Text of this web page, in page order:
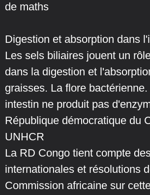
de maths
Digestion et absorption dans
Les sels biliaires jouent un
dans la digestion et
graisses. La flore
intestin ne produit pas
République démocratique du
UNHCR
La RD Congo tient compte
internationales et résolutions
Commission africaine sur